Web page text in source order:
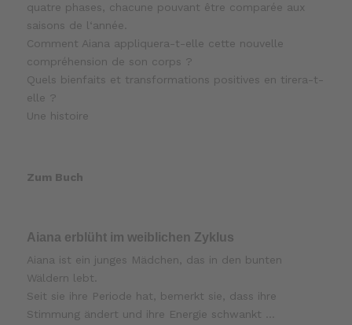
quatre phases, chacune pouvant être comparée aux
saisons de l‘année.
Comment Aiana appliquera-t-elle cette nouvelle
compréhension de son corps ?
Quels bienfaits et transformations positives en tirera-t-
elle ?
Une histoire
Zum Buch
Aiana erblüht im weiblichen Zyklus
Aiana ist ein junges Mädchen, das in den bunten
Wäldern lebt.
Seit sie ihre Periode hat, bemerkt sie, dass ihre
Stimmung ändert und ihre Energie schwankt …